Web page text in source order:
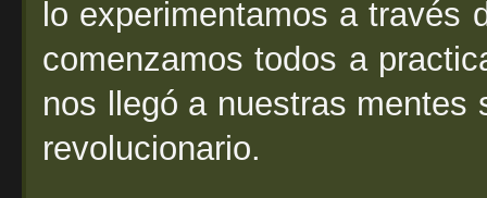
lo experimentamos a través
comenzamos todos a
nos llegó a nuestras mentes
revolucionario.